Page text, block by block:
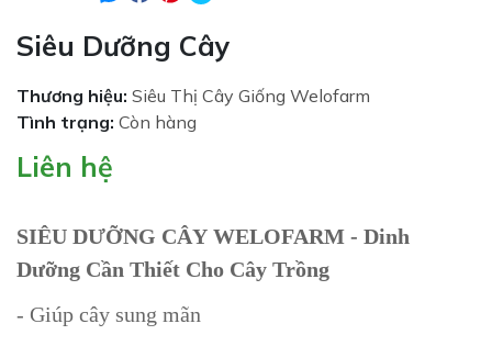
Siêu Dưỡng Cây
Thương hiệu: Siêu Thị Cây Giống Welofarm
Tình trạng: Còn hàng
Liên hệ
SIÊU DƯỠNG CÂY WELOFARM - Dinh
Dưỡng Cần Thiết Cho Cây Trồng
- Giúp cây sung mãn